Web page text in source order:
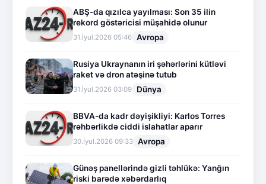
ABŞ-da qızılca yayılması: Son 35 ilin
rekord göstəricisi müşahidə olunur
31.İyul.2026 05:46 Avropa
Rusiya Ukraynanın iri şəhərlərini kütləvi
raket və dron atəşinə tutub
31.İyul.2026 03:09 Dünya
BBVA-da kadr dəyişikliyi: Karlos Torres
rəhbərlikdə ciddi islahatlar aparır
30.İyul.2026 09:33 Avropa
Günəş panellərində gizli təhlükə: Yanğın
riski barədə xəbərdarlıq